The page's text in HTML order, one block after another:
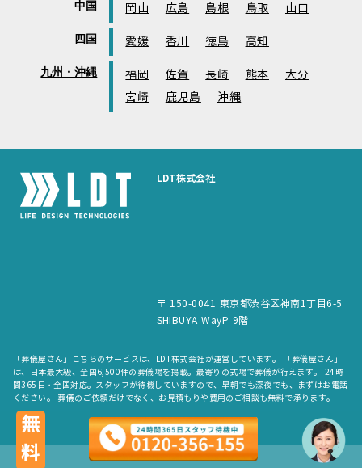
中国 岡山 広島 島根 鳥取 山口
四国 愛媛 香川 徳島 高知
九州・沖縄 福岡 佐賀 長崎 熊本
大分
宮崎
鹿児島 沖縄
LDT株式会社
〒 150-0041 東京都渋谷区神南1丁目6-5
SHIBUYA WayP 9階
「葬儀屋さん」こちらのサービスは、LDT株式会社が運営しています。 「葬儀屋さん」
は、日本最大級、全国6,500件の葬儀場を掲載。最寄りの式場で葬儀が行えます。 24時
間365日・全国対応。スタッフが待機していますので、早朝でも深夜でも、まずはお電話
ください。 葬儀のご依頼だけでなく、お見積もりや費用のご相談も無料で承ります。
copyright © LDT.Co.Ltd. All Rights Reserved.
無料